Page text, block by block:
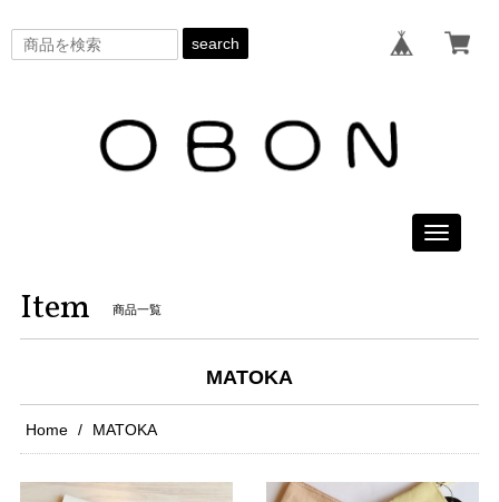
search
Toggle
Item 商品一覧
MATOKA
Home MATOKA